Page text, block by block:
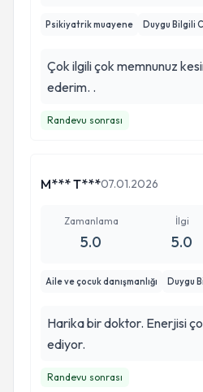
Psikiyatrik muayene Duygu Bilgili
Çok ilgili çok memnunuz
ederim. .
Randevu sonrası
M*** T***07.01.2026
Zamanlama
5.0
İlgi
5.0
Aile ve çocuk danışmanlığı Duygu
Harika bir doktor. Enerjisi
ediyor.
Randevu sonrası